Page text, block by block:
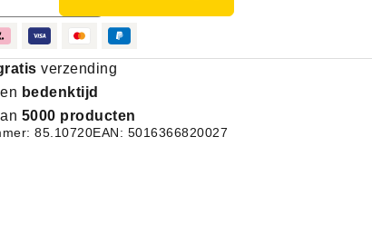
verzending
bedenktijd
5000 producten
85.10720EAN: 5016366820027